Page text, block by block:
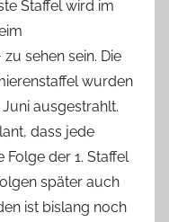
Staffel wird im
sehen sein. Die
wurden
ausgestrahlt.
dass jede
der 1. Staffel
später auch
ist bislang noch